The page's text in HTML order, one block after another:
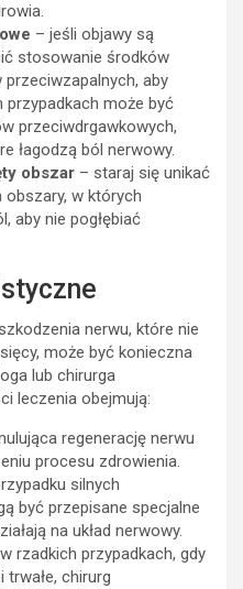
– jeśli objawy są
stosowanie środków
aby
przypadkach może być
przeciwdrgawkowych,
łagodzą ból nerwowy.
obszar – staraj się unikać
w których
aby nie pogłębiać
nerwu, które nie
może być konieczna
lub chirurga
leczenia obejmują:
regenerację nerwu
procesu zdrowienia.
silnych
być przepisane specjalne
na układ nerwowy.
rzadkich przypadkach, gdy
chirurg